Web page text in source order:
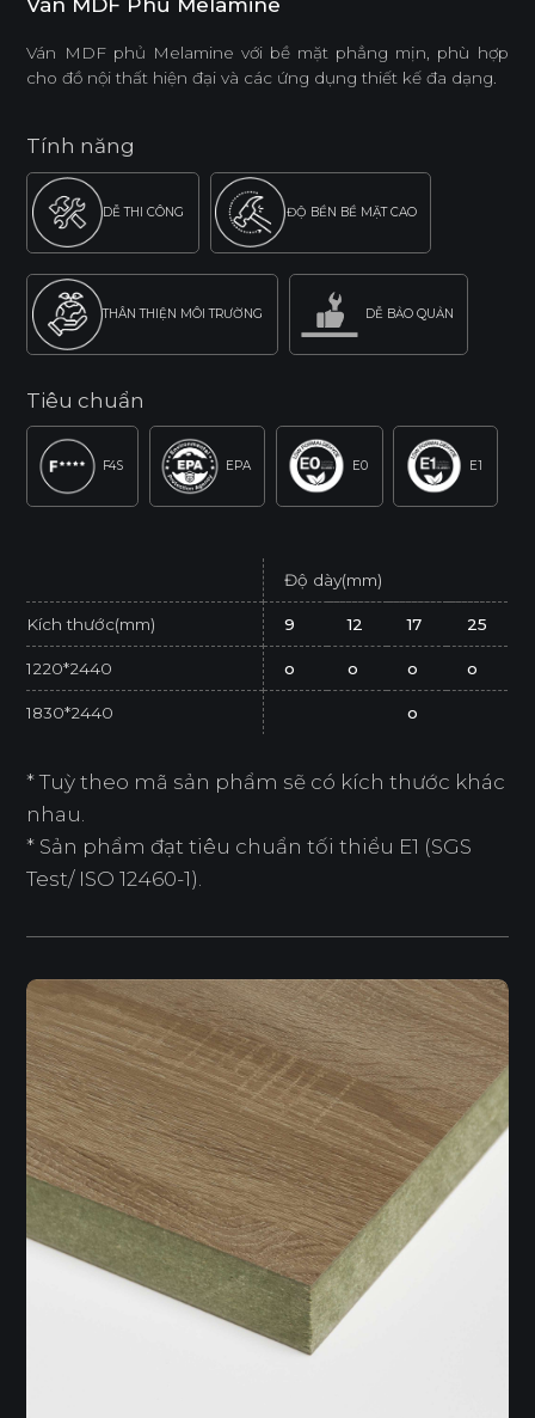
Ván MDF Phủ Melamine
Ván MDF phủ Melamine với bề mặt phẳng mịn, phù hợp
cho đồ nội thất hiện đại và các ứng dụng thiết kế đa dạng.
Tính năng
DỄ THI CÔNG ĐỘ BỀN BỀ MẶT CAO
THÂN THIỆN MÔI TRƯỜNG DỄ BẢO QUẢN
Tiêu chuẩn
F4S EPA E0 E1
Độ dày(mm)
Kích thước(mm) 9 12 17 25
1220*2440 o o o o
1830*2440 o
* Tuỳ theo mã sản phẩm sẽ có kích thước khác
nhau.
* Sản phẩm đạt tiêu chuẩn tối thiểu E1 (SGS
Test/ ISO 12460-1).